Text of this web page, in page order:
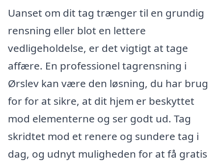
Uanset om dit tag trænger til en grundig
rensning eller blot en lettere
vedligeholdelse, er det vigtigt at tage
affære. En professionel tagrensning i
Ørslev kan være den løsning, du har brug
for for at sikre, at dit hjem er beskyttet
mod elementerne og ser godt ud. Tag
skridtet mod et renere og sundere tag i
dag, og udnyt muligheden for at få gratis